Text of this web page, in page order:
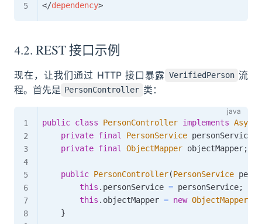
</dependency>
4.2. REST 接口示例
现在，让我们通过 HTTP 接口暴露 VerifiedPerson 流
程。首先是 PersonController 类：
public class PersonController implements
private final PersonService personService
private final ObjectMapper objectMapper;
public PersonController(PersonService
this . personService = personService;
this . objectMapper = new ObjectMapper
}